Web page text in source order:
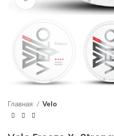
Главная Velo